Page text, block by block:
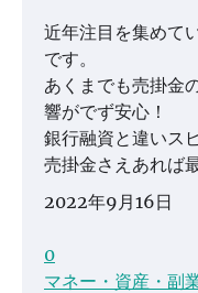
近年注目を集めて
です。
あくまでも売掛金
響がでず安心！
銀行融資と違いス
売掛金さえあれば
2022年9月16日
0
マネー・資産・副